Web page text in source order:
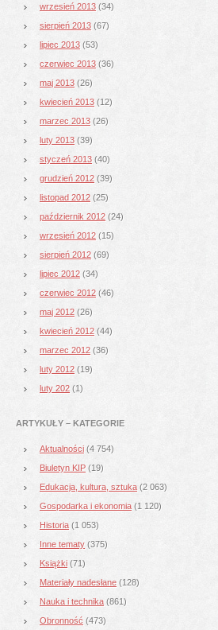
wrzesień 2013 (34)
sierpień 2013 (67)
lipiec 2013 (53)
czerwiec 2013 (36)
maj 2013 (26)
kwiecień 2013 (12)
marzec 2013 (26)
luty 2013 (39)
styczeń 2013 (40)
grudzień 2012 (39)
listopad 2012 (25)
październik 2012 (24)
wrzesień 2012 (15)
sierpień 2012 (69)
lipiec 2012 (34)
czerwiec 2012 (46)
maj 2012 (26)
kwiecień 2012 (44)
marzec 2012 (36)
luty 2012 (19)
luty 202 (1)
ARTYKUŁY – KATEGORIE
Aktualności (4 754)
Biuletyn KIP (19)
Edukacja, kultura, sztuka (2 063)
Gospodarka i ekonomia (1 120)
Historia (1 053)
Inne tematy (375)
Książki (71)
Materiały nadesłane (128)
Nauka i technika (861)
Obronność (473)